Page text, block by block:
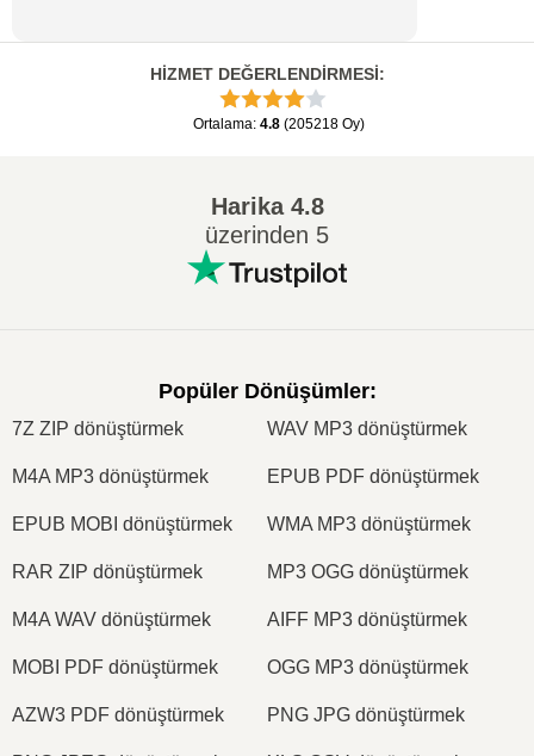
HİZMET DEĞERLENDİRMESİ:
Ortalama: 4.8 (205218 Oy)
Harika4.8
üzerinden 5
Popüler Dönüşümler:
7Z ZIP dönüştürmek WAV MP3 dönüştürmek
M4A MP3 dönüştürmek EPUB PDF dönüştürmek
EPUB MOBI dönüştürmek WMA MP3 dönüştürmek
RAR ZIP dönüştürmek MP3 OGG dönüştürmek
M4A WAV dönüştürmek AIFF MP3 dönüştürmek
MOBI PDF dönüştürmek OGG MP3 dönüştürmek
AZW3 PDF dönüştürmek PNG JPG dönüştürmek